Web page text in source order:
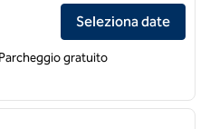
Inn & Suites Clovis-Airport
Seleziona date
Parcheggio gratuito